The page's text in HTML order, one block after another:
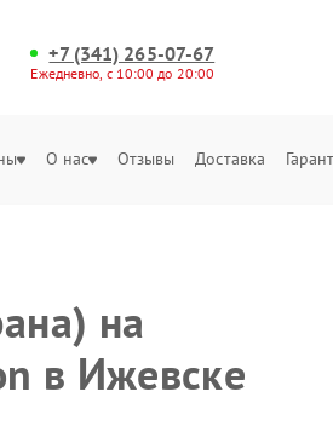
+7 (341) 265-07-67
Ежедневно, с 10:00 до 20:00
О нас Отзывы Доставка
на
в Ижевске